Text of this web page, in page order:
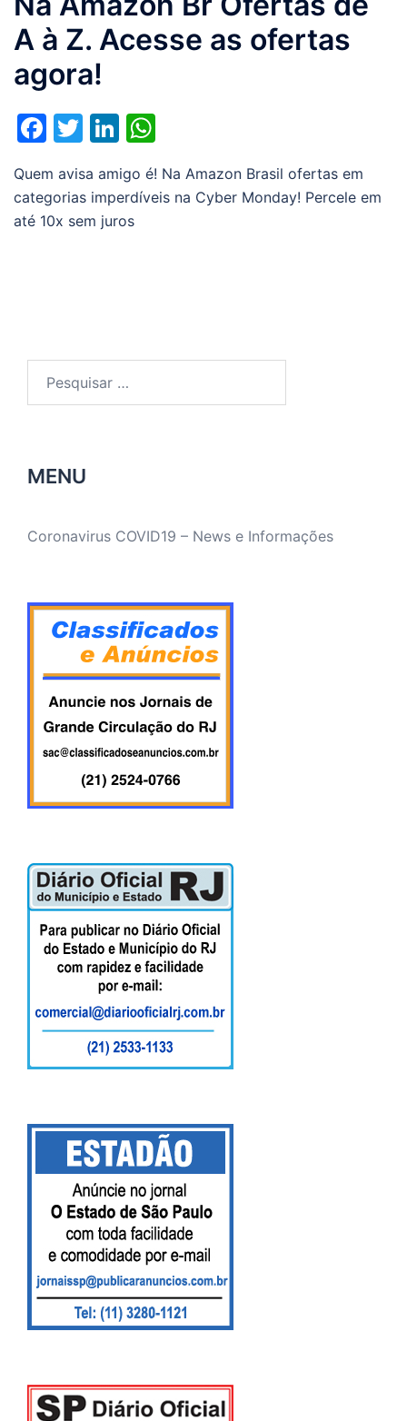
A à Z. Acesse as ofertas
agora!
Facebook
TwitterLinkedIn
Quem avisa amigo é! Na Amazon Brasil ofertas em
categorias imperdíveis na Cyber Monday! Percele em
até 10x sem juros
MENU
Coronavirus COVID19 – News e Informações